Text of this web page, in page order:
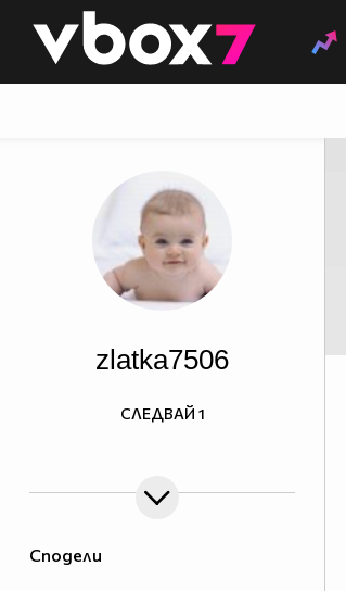
👾
Сподели
zlatka7506
СЛЕДВАЙ 1